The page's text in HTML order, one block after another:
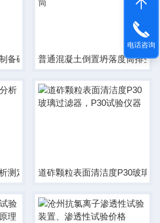
备磁力振动台销售批发销售
普通混凝土倒置坍落度筒排空
测定仪 道砟颗粒表面清洁度P30玻璃
电话咨询